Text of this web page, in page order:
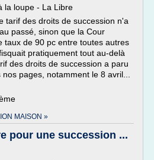
la loupe - La Libre
tarif des droits de succession n'a
passé, sinon que la Cour
taux de 90 pc entre toutes autres
pratiquement tout au-delà
des droits de succession a paru
pages, notamment le 8 avril...
MAISON »
pour une succession ...